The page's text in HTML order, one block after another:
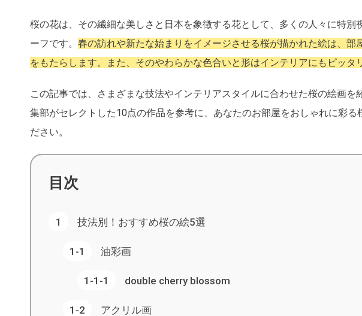
桜の花は、その繊細な美しさと日本を象徴する花として、多くの人々に特別
ーフです。 春の訪れや新たな始まりをイメージさせる桜が描かれた絵は、部
をもたらします。また、そのやわらかな色合いと形はインテリアにもピッタ
この記事では、さまざまな技法やインテリアスタイルに合わせた桜の絵画を
集部がセレクトした10点の作品を参考に、あなたのお部屋をおしゃれに彩る
ださい。
目次
技法別！おすすめ桜の絵5選
油彩画
double cherry blossom
アクリル画